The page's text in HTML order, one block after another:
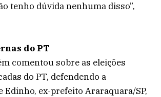
tenho dúvida nenhuma disso”,
do PT
comentou sobre as eleições
do PT, defendendo a
Edinho, ex-prefeito Araraquara/SP,